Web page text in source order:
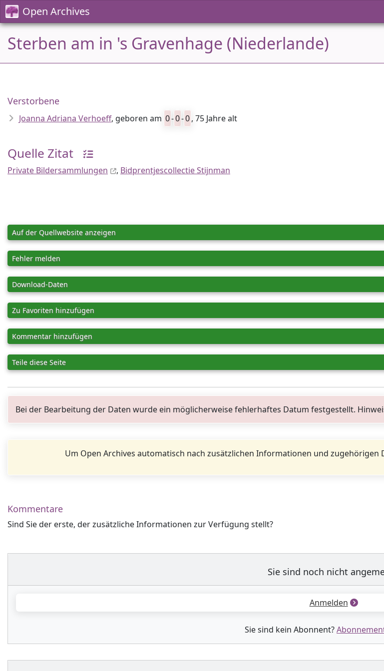
Open Archives
Sterben am in 's Gravenhage (Niederlande)
Verstorbene
Joanna Adriana Verhoeff, geboren am 0-0-0, 75 Jahre alt
Quelle Zitat
Private Bildersammlungen , Bidprentjescollectie Stijnman
Auf der Quellwebsite anzeigen
Fehler melden
Download-Daten
Zu Favoriten hinzufügen
Kommentar hinzufügen
Teile diese Seite
Bei der Bearbeitung der Daten wurde ein möglicherweise fehlerhaftes Datum festgestellt.
Um Open Archives automatisch nach zusätzlichen Informationen und zugehörigen
Kommentare
Sind Sie der erste, der zusätzliche Informationen zur Verfügung stellt?
Sie sind noch nicht
Anmelden
Sie sind kein Abonnent?